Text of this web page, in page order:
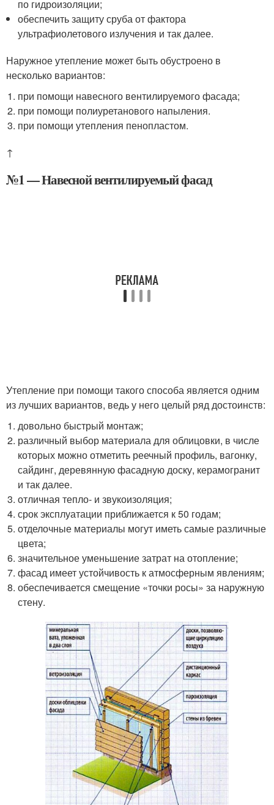
по гидроизоляции;
обеспечить защиту сруба от фактора
ультрафиолетового излучения и так далее.
Наружное утепление может быть обустроено в
несколько вариантов:
при помощи навесного вентилируемого фасада;
при помощи полиуретанового напыления.
при помощи утепления пенопластом.
↑
№1 — Навесной вентилируемый фасад
Утепление при помощи такого способа является одним
из лучших вариантов, ведь у него целый ряд достоинств:
довольно быстрый монтаж;
различный выбор материала для облицовки, в числе
которых можно отметить реечный профиль, вагонку,
сайдинг, деревянную фасадную доску, керамогранит
и так далее.
отличная тепло- и звукоизоляция;
срок эксплуатации приближается к 50 годам;
отделочные материалы могут иметь самые различные
цвета;
значительное уменьшение затрат на отопление;
фасад имеет устойчивость к атмосферным явлениям;
обеспечивается смещение «точки росы» за наружную
стену.